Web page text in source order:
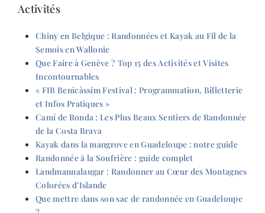
Activités
Chiny en Belgique : Randonnées et Kayak au Fil de la
Semois en Wallonie
Que Faire à Genève ? Top 15 des Activités et Visites
Incontournables
« FIB Benicàssim Festival : Programmation, Billetterie
et Infos Pratiques »
Camí de Ronda : Les Plus Beaux Sentiers de Randonnée
de la Costa Brava
Kayak dans la mangrove en Guadeloupe : notre guide
Randonnée à la Soufrière : guide complet
Landmannalaugar : Randonner au Cœur des Montagnes
Colorées d’Islande
Que mettre dans son sac de randonnée en Guadeloupe